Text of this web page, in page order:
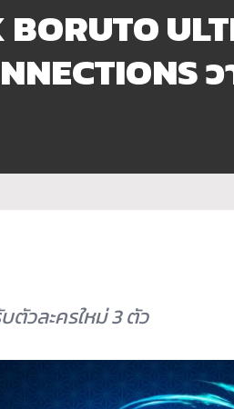
ตัวละครใหม่ 3 ตัว